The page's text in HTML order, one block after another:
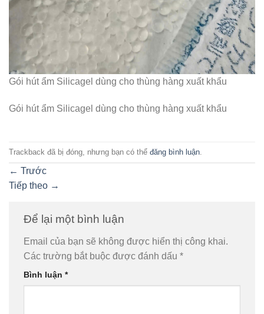
Gói hút ẩm Silicagel dùng cho thùng hàng xuất khẩu
Gói hút ẩm Silicagel dùng cho thùng hàng xuất khẩu
Trackback đã bị đóng, nhưng bạn có thể đăng bình luận
← Trước
Tiếp theo →
Để lại một bình luận
Email của bạn sẽ không được hiển thị công khai.
Các trường bắt buộc được đánh dấu *
Bình luận *